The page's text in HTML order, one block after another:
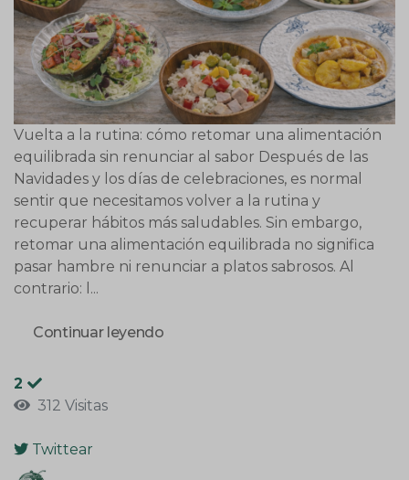
Vuelta a la rutina: cómo retomar una alimentación
equilibrada sin renunciar al sabor Después de las
Navidades y los días de celebraciones, es normal
sentir que necesitamos volver a la rutina y
recuperar hábitos más saludables. Sin embargo,
retomar una alimentación equilibrada no significa
pasar hambre ni renunciar a platos sabrosos. Al
contrario: l...
Continuar leyendo
2
312 Visitas
Twittear
pinterest